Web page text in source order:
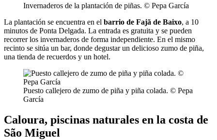
Invernaderos de la plantación de piñas. © Pepa García
La plantación se encuentra en el barrio de Fajã de Baixo, a 10
minutos de Ponta Delgada. La entrada es gratuita y se pueden
recorrer los invernaderos de forma independiente. En el mismo
recinto se sitúa un bar, donde degustar un delicioso zumo de piña,
una tienda de recuerdos y un hotel.
Puesto callejero de zumo de piña y piña colada. © Pepa
García
Caloura, piscinas naturales en la costa de
São Miguel